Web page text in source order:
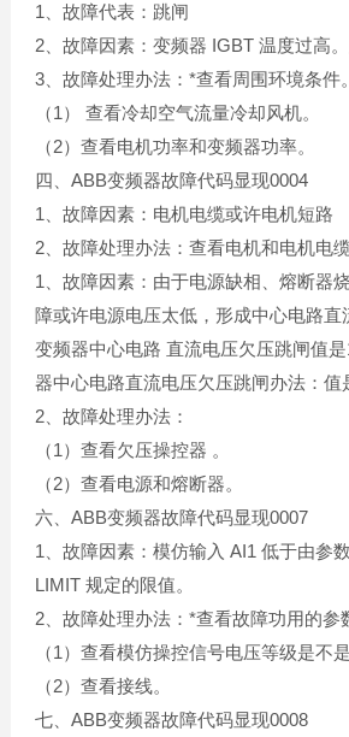
1、故障代表：跳闸
2、故障因素：变频器 IGBT 温度过高。
3、故障处理办法：*查看周围环境条件。
（1） 查看冷却空气流量冷却风机。
（2）查看电机功率和变频器功率。
四、ABB变频器故障代码显现0004
1、故障因素：电机电缆或许电机短路
2、故障处理办法：查看电机和电机电
1、故障因素：由于电源缺相、熔断器
障或许电源电压太低，形成中心电路直
变频器中心电路 直流电压欠压跳闸值
器中心电路直流电压欠压跳闸办法：值
2、故障处理办法：
（1）查看欠压操控器 。
（2）查看电源和熔断器。
六、ABB变频器故障代码显现0007
1、故障因素：模仿输入 AI1 低于由参
LIMIT 规定的限值。
2、故障处理办法：*查看故障功用的参
（1）查看模仿操控信号电压等级是不是
（2）查看接线。
七、ABB变频器故障代码显现0008